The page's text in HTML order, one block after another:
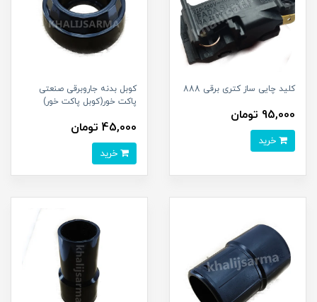
کلید چایی ساز کتری برقی 888
95,000 تومان
کوبل بدنه جاروبرقی صنعتی
پاکت خور(کوبل پاکت خور)
45,000 تومان